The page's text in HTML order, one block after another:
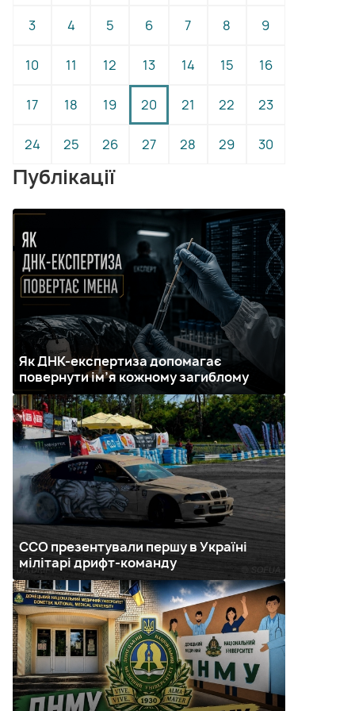
3 4 5 6 7 8 9
10 11 12 13 14 15 16
17 18 19 20 21 22 23
24 25 26 27 28 29 30
Публікації
Як ДНК-експертиза допомагає
повернути ім’я кожному загиблому
ССО презентували першу в Україні
мілітарі дрифт-команду